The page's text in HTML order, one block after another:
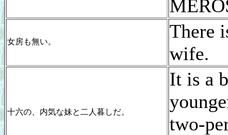
女房も無い。
There
wife.
十六の、内気な妹と二人暮しだ。
It is a
two-